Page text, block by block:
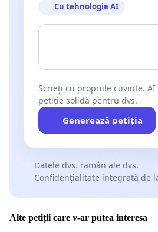
Cu tehnologie AI
Scrieți cu propriile cuvinte. AI
petiție solidă pentru dvs.
Generează petiția
Datele dvs. rămân ale dvs.
Confidențialitate integrată de
Alte petiții care v-ar putea interesa